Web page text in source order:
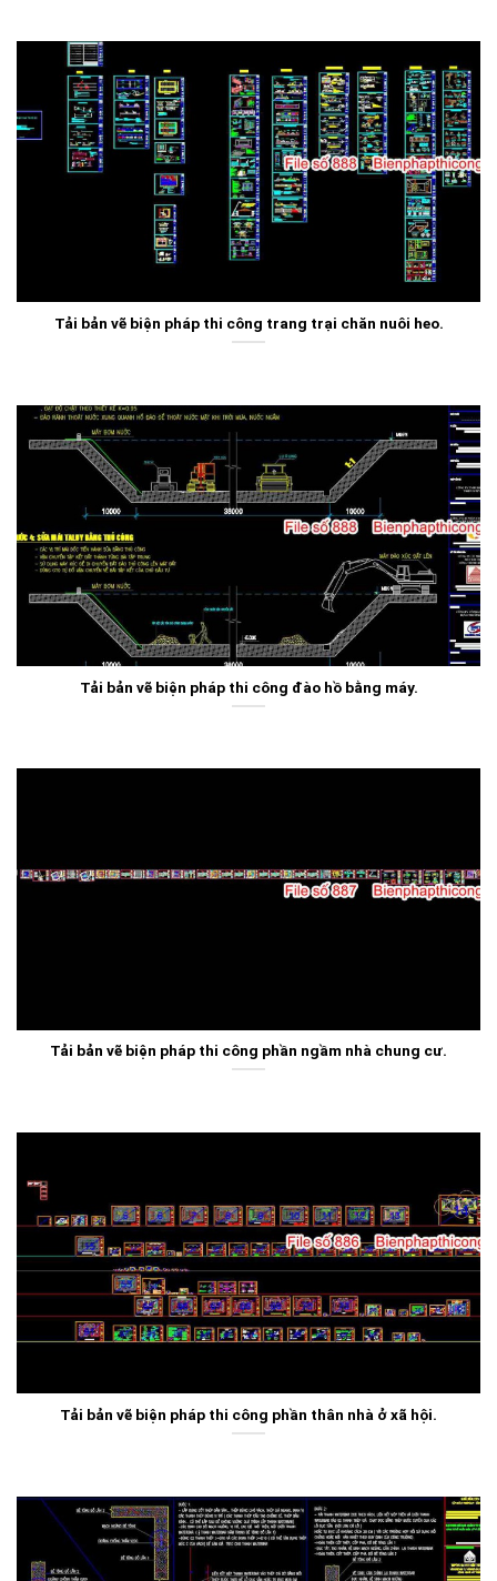
Tải bản vẽ biện pháp thi công trang trại chăn nuôi heo.
Tải bản vẽ biện pháp thi công đào hồ bằng máy.
Tải bản vẽ biện pháp thi công phần ngầm nhà chung cư.
Tải bản vẽ biện pháp thi công phần thân nhà ở xã hội.